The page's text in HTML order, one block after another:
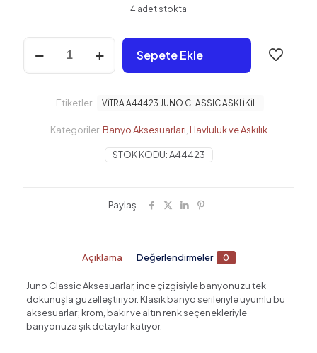
4 adet stokta
VİTRA
A44423
JUNO
Sepete Ekle
STOK KODU:A44423
Kategoriler: Banyo Aksesuarları, Havluluk ve Askılık
Etiketler: VİTRA A44423 JUNO CLASSIC ASKI İKİLİ
Paylaş
Açıklama Değerlendirmeler 0
Juno Classic Aksesuarlar, ince çizgisiyle banyonuzu tek
dokunuşla güzelleştiriyor. Klasik banyo serileriyle uyumlu bu
aksesuarlar; krom, bakır ve altın renk seçenekleriyle
banyonuza şık detaylar katıyor.